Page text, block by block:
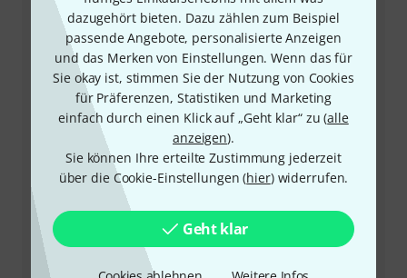
dazugehört bieten. Dazu zählen zum Beispiel
passende Angebote, personalisierte Anzeigen
und das Merken von Einstellungen. Wenn das für
Sie okay ist, stimmen Sie der Nutzung von Cookies
für Präferenzen, Statistiken und Marketing
einfach durch einen Klick auf „Geht klar“ zu (alle
anzeigen).
Sie können Ihre erteilte Zustimmung jederzeit
über die Cookie-Einstellungen (hier) widerrufen.
Geht klar
+43-13850157
Unser Thomann Team Kundenservice steht Ihnen bei
allen Fragen und Problemen nach dem Kauf zur Seite.
Kundennummer bereithalten
Öffnungszeiten
Rückruf vereinbaren
Mehr Kontaktoptionen